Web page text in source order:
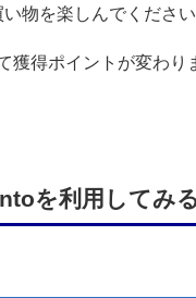
物を楽しんでください
獲得ポイントが変わ
を利用してみる